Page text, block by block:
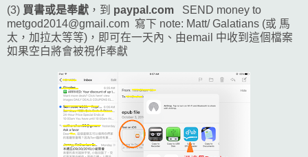
(3) 買書或是奉獻 ，到 paypal.com SEND money to
metgod2014@gmail.com 寫下 note: Matt/ Galatians (或 馬
太，加拉太等等)，即可在一天內、由email 中收到這個檔案
如果空白將會被視作奉獻